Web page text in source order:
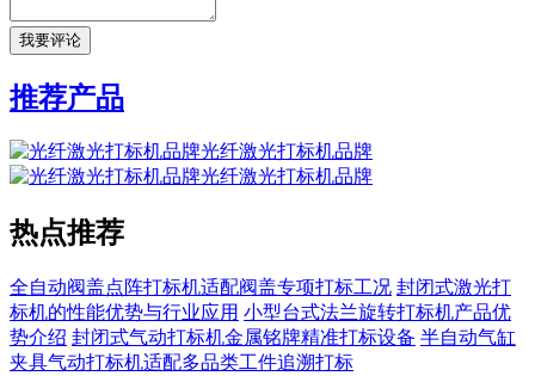
推荐产品
光纤激光打标机品牌
光纤激光打标机品牌
热点推荐
全自动阀盖点阵打标机适配阀盖专项打标工况 封闭式激光打
标机的性能优势与行业应用 小型台式法兰旋转打标机产品优
势介绍 封闭式气动打标机金属铭牌精准打标设备 半自动气缸
夹具气动打标机适配多品类工件追溯打标